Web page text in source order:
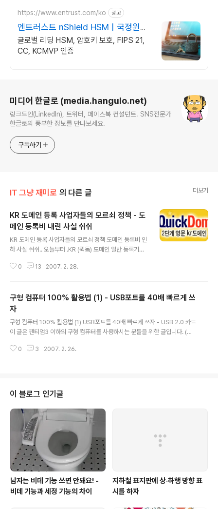
https://www.entrust.com/ko 광고
엔트러스트 nShield HSMㅣ국정원인
증
글로벌 리딩 HSM, 암호키 보호, FIPS 21,
CC, KCMVP 인증
미디어 한글로 (media.hangulo.net)
링크드인(LinkedIn), 트위터, 페이스북 컨설턴트. SNS전문가
한글로의 풍부한 정보를 만나보세요.
구독하기
IT 그냥 재미로 의 다른 글 더보기
KR 도메인 등록 사업자들의 모르쇠 정책 - 도
메인 등록비 내린 사실 쉬쉬
KR 도메인 등록 사업자들의 모르쇠 정책 도메인 등록비 인
하 사실 쉬쉬.. 오늘부터 .KR (퀵돔) 도메인 일반 등록기간
있게 되었다는 사실은 널리 알려져 있다. (http://www.qu
던 기존 kr 도메인 사용자들에 대한 "예비 등록자"를 발표
했다. (사실 조금 일찍 발표했지만, 공식 발표는 오늘로 되
어 있다) 하지만, 이미 내가 등록한 도메인 등록 대행기관에
서는 계속해서 "미리 등록하라"는 메일을 보내왔다. 2월 2
8일 발표 직후부터 바로 사용하도록 해주겠다는 것이었다.
하지만, 어딘가 찜찜했..
0 13 2007. 2. 28.
구형 컴퓨터 100% 활용법 (1) - USB포트를 40배 빠르게 쓰
자
구형 컴퓨터 100% 활용법 (1) USB포트를 40배 빠르게 쓰자 - USB 2.0 카드
이 글은 펜티엄3 이하의 구형 컴퓨터를 사용하시는 분들을 위한 글입니다. (펜
을 수 있습니다만.. 제 경험에 의한 것이라서 큰 문제는 없을 것입니다. ^^ (USB
라도 본 적이 있다면, 이 글을 주의 깊게 보기 바란다. 요즘에는 웬만한 주변기기
는 USB 포트용으로 나오고 있다. 마우스, 키보드..
0 3 2007. 2. 26.
이 블로그 인기글
남자는 비데 기능 쓰면 안돼요! -
비데 기능과 세정 기능의 차이
지하철 표지판에 상·하행 방향 표
시를 하자